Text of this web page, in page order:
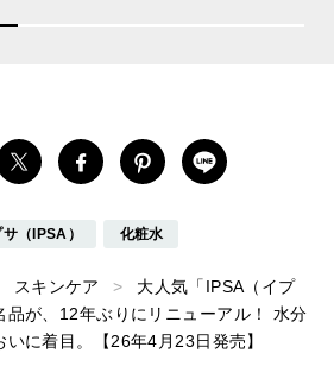
（IPSA） 化粧水
スキンケア
大人気「IPSA（イプ
品が、12年ぶりにリニューアル！ 水分
に着目。【26年4月23日発売】